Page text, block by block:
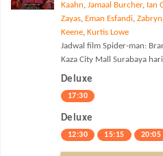
Kaahn, Jamaal Burcher, Ian
Zayas, Eman Esfandi,
Keene, Kurtis Lowe
Jadwal film Spider-man:
Kaza City Mall Surabaya
Deluxe
17:30
Deluxe
12:30 15:15 20:05